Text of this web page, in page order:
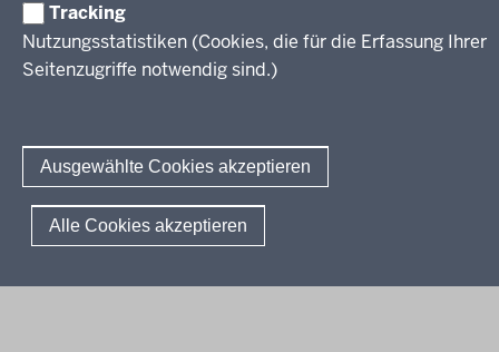
Tracking
Nutzungsstatistiken (Cookies, die für die Erfassung Ihrer
Seitenzugriffe notwendig sind.)
Ausgewählte Cookies akzeptieren
Alle Cookies akzeptieren
Verbändebeteiligung